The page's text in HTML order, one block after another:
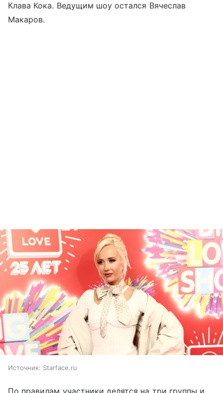
Клава Кока. Ведущим шоу остался Вячеслав
Макаров.
Источник: Starface.ru
По правилам участники делятся на три группы и